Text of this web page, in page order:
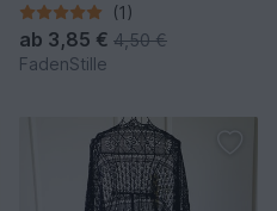
(1)
ab 3,85 € 4,50 €
FadenStille